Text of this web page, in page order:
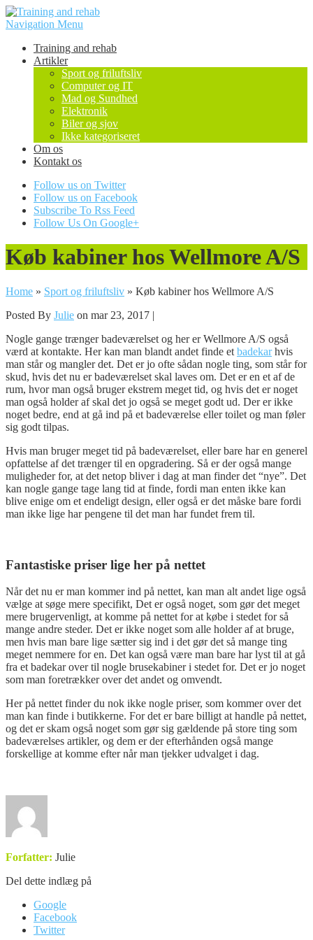
Navigation Menu
Training and rehab
Artikler
Sport og friluftsliv
Computer og IT
Mad og Sundhed
Elektronik
Biler og sjov
Ikke kategoriseret
Om os
Kontakt os
Follow us on Twitter
Follow us on Facebook
Subscribe To Rss Feed
Follow Us On Google+
Køb kabiner hos Wellmore A/S
Home » Sport og friluftsliv » Køb kabiner hos Wellmore A/S
Posted By Julie on mar 23, 2017 |
Nogle gange trænger badeværelset og her er Wellmore A/S også
værd at kontakte. Her kan man blandt andet finde et badekarhvis
man står og mangler det. Det er jo ofte sådan nogle ting, som står for
skud, hvis det nu er badeværelset skal laves om. Det er en et af de
rum, hvor man også bruger ekstrem meget tid, og hvis det er noget
man også holder af skal det jo også se meget godt ud. Der er ikke
noget bedre, end at gå ind på et badeværelse eller toilet og man føler
sig godt tilpas.
Hvis man bruger meget tid på badeværelset, eller bare har en generel
opfattelse af det trænger til en opgradering. Så er der også mange
muligheder for, at det netop bliver i dag at man finder det “nye”. Det
kan nogle gange tage lang tid at finde, fordi man enten ikke kan
blive enige om et endeligt design, eller også er det måske bare fordi
man ikke lige har pengene til det man har fundet frem til.
Fantastiske priser lige her på nettet
Når det nu er man kommer ind på nettet, kan man alt andet lige også
vælge at søge mere specifikt, Det er også noget, som gør det meget
mere brugervenligt, at komme på nettet for at købe i stedet for så
mange andre steder. Det er ikke noget som alle holder af at bruge,
men hvis man bare lige sætter sig ind i det gør det så mange ting
meget nemmere for en. Det kan også være man bare har lyst til at gå
fra et badekar over til nogle brusekabiner i stedet for. Det er jo noget
som man foretrækker over det andet og omvendt.
Her på nettet finder du nok ikke nogle priser, som kommer over det
man kan finde i butikkerne. For det er bare billigt at handle på nettet,
og det er skam også noget som gør sig gældende på store ting som
badeværelses artikler, og dem er der efterhånden også mange
forskellige at komme efter når man tjekker udvalget i dag.
Forfatter: Julie
Del dette indlæg på
Google
Facebook
Twitter